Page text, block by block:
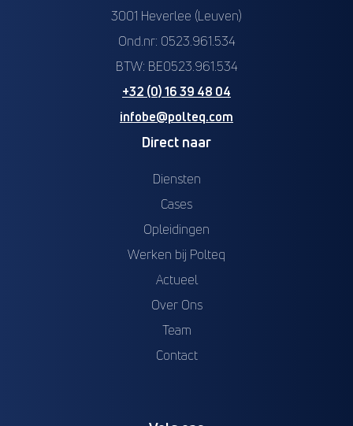
3001 Heverlee (Leuven)
Ond.nr: 0523.961.534
BTW: BE0523.961.534
+32 (0) 16 39 48 04
infobe@polteq.com
Direct naar
Diensten
Cases
Opleidingen
Werken bij Polteq
Actueel
Over Ons
Team
Contact